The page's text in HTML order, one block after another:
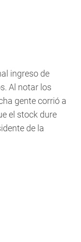
ingreso de
Al notar los
gente corrió a
el stock dure
de la